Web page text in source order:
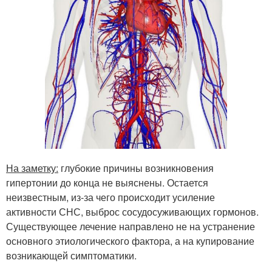
На заметку: глубокие причины возникновения
гипертонии до конца не выяснены. Остается
неизвестным, из-за чего происходит усиление
активности СНС, выброс сосудосуживающих гормонов.
Существующее лечение направлено не на устранение
основного этиологического фактора, а на купирование
возникающей симптоматики.